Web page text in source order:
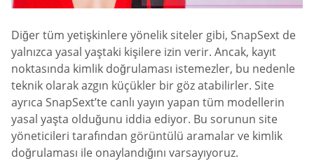
Diğer tüm yetişkinlere yönelik siteler gibi, SnapSext de
yalnızca yasal yaştaki kişilere izin verir. Ancak, kayıt
noktasında kimlik doğrulaması istemezler, bu nedenle
teknik olarak azgın küçükler bir göz atabilirler. Site
ayrıca SnapSext’te canlı yayın yapan tüm modellerin
yasal yaşta olduğunu iddia ediyor. Bu sorunun site
yöneticileri tarafından görüntülü aramalar ve kimlik
doğrulaması ile onaylandığını varsayıyoruz.